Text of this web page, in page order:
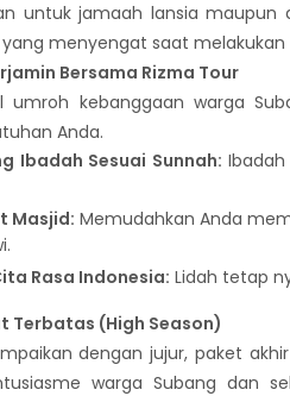
untuk jamaah lansia maupun
menyengat saat melakukan
Bersama Rizma Tour
umroh kebanggaan warga
Anda.
Ibadah Sesuai Sunnah:
Masjid: Memudahkan Anda
Rasa Indonesia: Lidah tetap
Terbatas (High Season)
dengan jujur, paket
warga Subang dan